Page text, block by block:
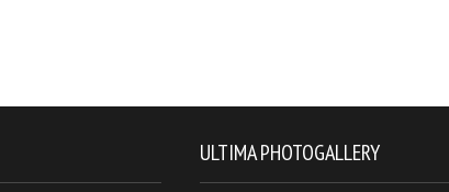
ULTIMA PHOTOGALLERY